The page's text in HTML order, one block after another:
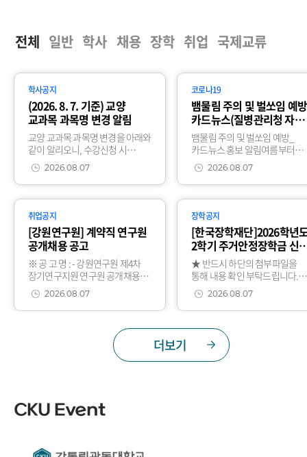
전체
학사공지
(2026. 8. 7. 기준) 교양
교과목 과목명 변경 알림
교양 교과목 과목명 변경을 아래와
같이 알리오니, 수강신청 시
참고하여 주시기 바랍니다.1.
변경사항(과목명 변경)
이수구분대표역량주제변경
전변경
후교과목코드교과목명교과목코
드교과목명
2026.08.07
코로나19
뱀물림 주의 및 벌쏘임 예
카드뉴스(질병관리청 자
홍보 알림
뱀물림 주의 및 벌쏘임 예방_
카드뉴스 홍보 알림여름부터
가을사이 뱀물림 주의 및 벌쏘임
예방_카드뉴스에
대한질병관리청 자료를 붙임과
같이 안내드리니 참고하시기
바랍니다.* 뱀물림
2026.08.07
취업공지
[강원연구원] 계약직 연구원
공개채용 공고
※ 공 고 명 : - 강원연구원 제4차
장기연구지원 연구원 공개채용
공고(제2026-078호) - 강원연구원
제7차 부설센터 연구원 공개채용
공고(제2026-079호) - 강
2026.08.07
장학공지
[한국장학재단]2026학년
2학기 주거안정장학금 신
안내(2차)
★ 반드시 하단의 첨부파일을
통해 내용 확인 부탁드립니다.
(매뉴얼 별첨)★ 2026학년도 신
편입생은 주거안정장학금 신청
제한됩니다.
2026.08.07
더보기
일반 학사 채용 장학 취업 국제교류
CKU Event